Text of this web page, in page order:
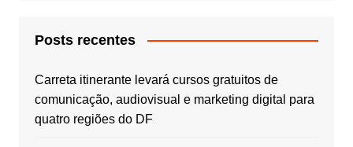
Posts recentes
Carreta itinerante levará cursos gratuitos de
comunicação, audiovisual e marketing digital para
quatro regiões do DF